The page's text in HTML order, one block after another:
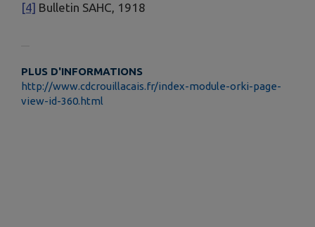
[4] Bulletin SAHC, 1918
PLUS D'INFORMATIONS
http://www.cdcrouillacais.fr/index-module-orki-page-
view-id-360.html